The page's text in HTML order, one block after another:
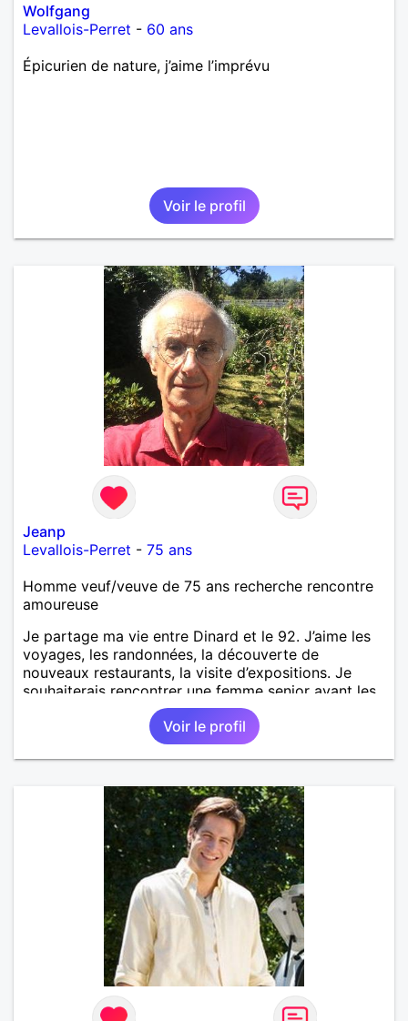
Wolfgang
Levallois-Perret - 60 ans
Épicurien de nature, j’aime l’imprévu
Voir le profil
Jeanp
Levallois-Perret - 75 ans
Homme veuf/veuve de 75 ans recherche rencontre
amoureuse
Je partage ma vie entre Dinard et le 92. J’aime les
voyages, les randonnées, la découverte de
nouveaux restaurants, la visite d’expositions. Je
souhaiterais rencontrer une femme senior ayant les
mêmes intérêts afin de partager des moments
Voir le profil